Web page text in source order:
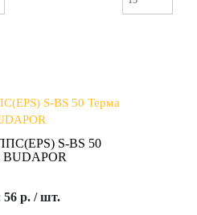
S-BS 50
BUDAPOR
56 р. / шт.